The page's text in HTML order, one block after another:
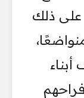
على ذلك